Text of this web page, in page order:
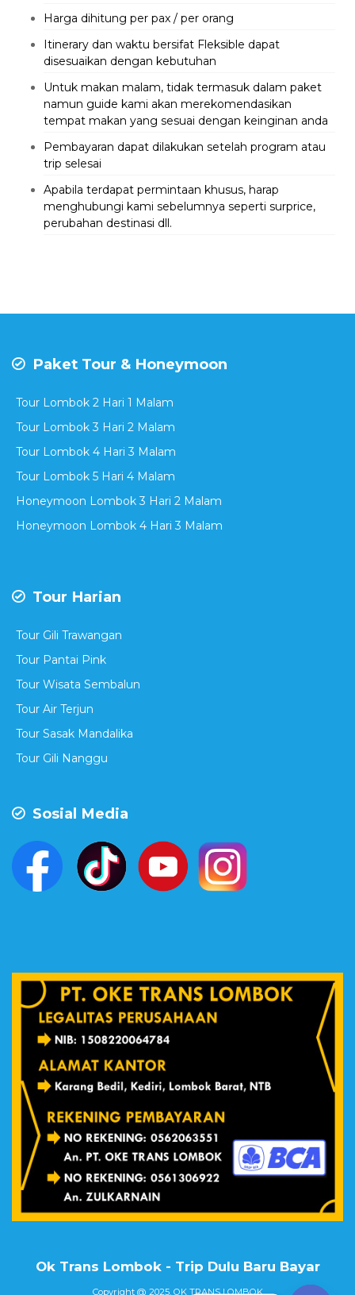
Harga dihitung per pax / per orang
Itinerary dan waktu bersifat Fleksible dapat
disesuaikan dengan kebutuhan
Untuk makan malam, tidak termasuk dalam paket
namun guide kami akan merekomendasikan
tempat makan yang sesuai dengan keinginan anda
Pembayaran dapat dilakukan setelah program atau
trip selesai
Apabila terdapat permintaan khusus, harap
menghubungi kami sebelumnya seperti surprice,
perubahan destinasi dll.
Paket Tour & Honeymoon
Tour Lombok 2 Hari 1 Malam
Tour Lombok 3 Hari 2 Malam
Tour Lombok 4 Hari 3 Malam
Tour Lombok 5 Hari 4 Malam
Honeymoon Lombok 3 Hari 2 Malam
Honeymoon Lombok 4 Hari 3 Malam
Tour Harian
Tour Gili Trawangan
Tour Pantai Pink
Tour Wisata Sembalun
Tour Air Terjun
Tour Sasak Mandalika
Tour Gili Nanggu
Sosial Media
Ok Trans Lombok - Trip Dulu Baru Bayar
Copyright @ 2025. OK TRANS LOMBOK